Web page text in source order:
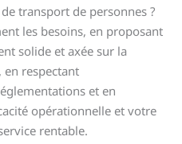
transport de personnes ?
les besoins, en proposant
solide et axée sur la
respectant
et en
opérationnelle et votre
rentable.